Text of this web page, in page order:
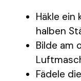
Häkle ein
halben
Bilde am
Fädele